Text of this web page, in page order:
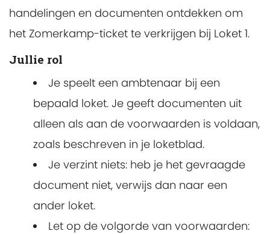
handelingen en documenten ontdekken om
het Zomerkamp-ticket te verkrijgen bij Loket 1.
Jullie rol
Je speelt een ambtenaar bij een
bepaald loket. Je geeft documenten uit
alleen als aan de voorwaarden is voldaan,
zoals beschreven in je loketblad.
Je verzint niets: heb je het gevraagde
document niet, verwijs dan naar een
ander loket.
Let op de volgorde van voorwaarden: